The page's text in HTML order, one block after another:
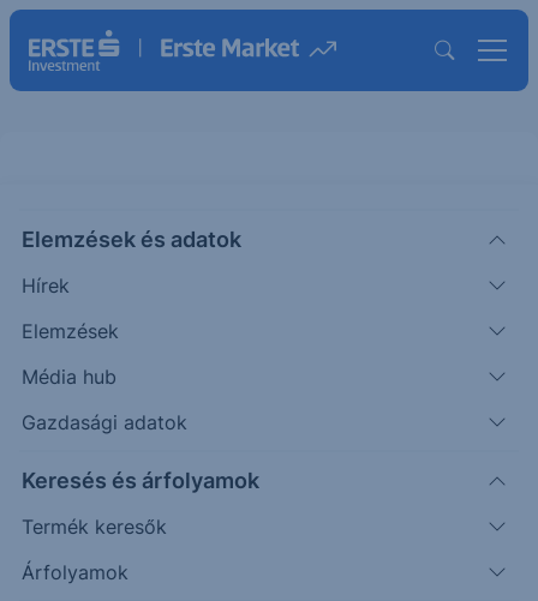
Elemzések és adatok
Hírek
Elemzések
Média hub
Gazdasági adatok
Keresés és árfolyamok
Termék keresők
Árfolyamok
AMSF(USA)
AMERISAFE Ord Shs
29.12 USD
Időpont: 26.08.07. 22:01
Előző záró:
29.73
Árfolyamértesítő rögzítése
További információk kérése